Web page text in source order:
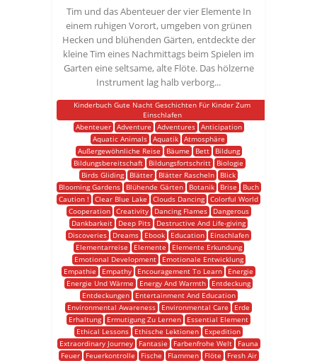
Tim und das Abenteuer der vier Elemente In
einem ruhigen Vorort, umgeben von grünen
Hecken und blühenden Gärten, entdeckte der
kleine Tim eines Nachmittags beim Spielen im
Garten eine seltsame, alte Flöte. Das hölzerne
Instrument lag halb verborg...
Kinderbuch Gute Nacht Geschichten Für Kinder Zum
Einschlafen
Abenteuer
Adventure Adventures
Anticipation
Aquatic Animals
Aquatik
Atmosphäre
Außergewöhnliche Reise
Bäume Bett
Bildung
Bildungsbereitschaft
Bildungsfortschritt
Biologie
Birds Gliding
Blätter Blätter Rascheln
Blick
Blooming Gardens
Blühende Gärten Botanik Brise
Buch
Caution !
Clear Blue Lake Clouds Dancing Colorful World
Cooperation
Creativity Dancing Flames
Dangerous
Dankbarkeit
Deep Pits
Destructive And Life-giving
Discoveries
Dreams Ebook Education
Einschlafen
Elementarreise
Elemente
Elemente Erkundung
Emotional Development
Emotionale Entwicklung
Empathie
Empathy Encouragement To Learn
Energie
Energie Und Wärme
Energy And Warmth
Entdeckung
Entdeckungen
Entertainment And Education
Environmental Awareness
Environmental Care
Erde
Erhaltung
Ermutigung Zu Lernen
Essential Element
Ethical Lessons
Ethische Lektionen
Expedition
Extraordinary Journey
Fantasie Farbenfrohe Welt
Fauna
Feuer
Feuerkontrolle Fische Flammen Flöte
Fresh Air